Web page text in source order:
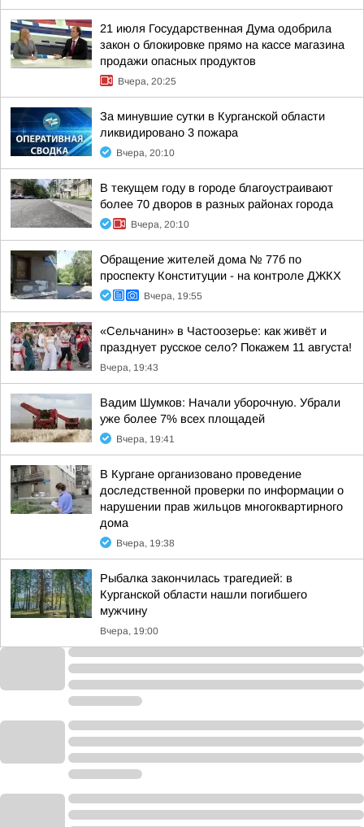
21 июля Государственная Дума одобрила
закон о блокировке прямо на кассе магазина
продажи опасных продуктов
Вчера, 20:25
За минувшие сутки в Курганской области
ликвидировано 3 пожара
Вчера, 20:10
В текущем году в городе благоустраивают
более 70 дворов в разных районах города
Вчера, 20:10
Обращение жителей дома № 77б по
проспекту Конституции - на контроле ДЖКХ
Вчера, 19:55
«Сельчанин» в Частоозерье: как живёт и
празднует русское село? Покажем 11 августа!
Вчера, 19:43
Вадим Шумков: Начали уборочную. Убрали
уже более 7% всех площадей
Вчера, 19:41
В Кургане организовано проведение
доследственной проверки по информации о
нарушении прав жильцов многоквартирного
дома
Вчера, 19:38
Рыбалка закончилась трагедией: в
Курганской области нашли погибшего
мужчину
Вчера, 19:00